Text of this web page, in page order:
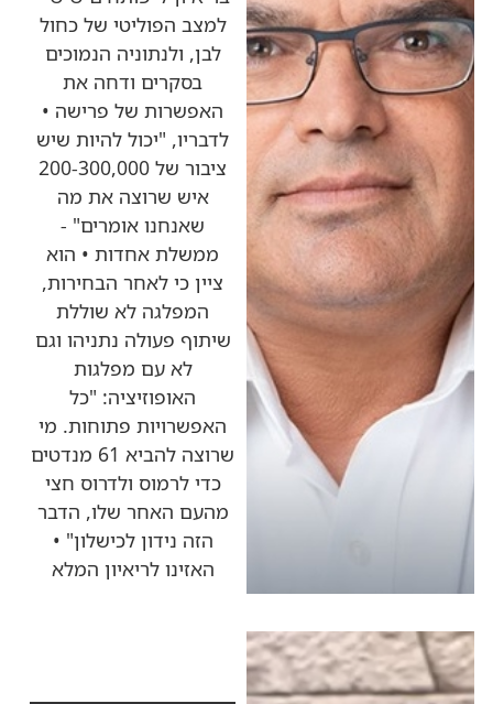
למצב הפוליטי של כחול
לבן, ולנתוניה הנמוכים
בסקרים ודחה את
האפשרות של פרישה •
לדבריו, "יכול להיות שיש
ציבור של 200-300,000
איש שרוצה את מה
שאנחנו אומרים" -
ממשלת אחדות • הוא
ציין כי לאחר הבחירות,
המפלגה לא שוללת
שיתוף פעולה נתניהו וגם
לא עם מפלגות
האופוזיציה: "כל
האפשרויות פתוחות. מי
שרוצה להביא 61 מנדטים
כדי לרמוס ולדרוס חצי
מהעם האחר שלו, הדבר
הזה נידון לכישלון" •
האזינו לריאיון המלא